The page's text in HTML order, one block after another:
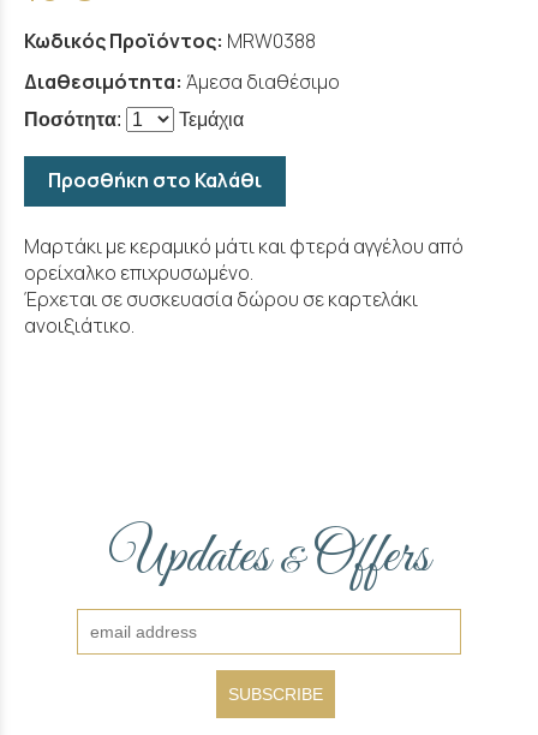
Κωδικός Προϊόντος: MRW0388
Διαθεσιμότητα: Άμεσα διαθέσιμο
Ποσότητα: Τεμάχια
Προσθήκη στο Καλάθι
Μαρτάκι με κεραμικό μάτι και φτερά αγγέλου από
ορείχαλκο επιχρυσωμένο.
Έρχεται σε συσκευασία δώρου σε καρτελάκι
ανοιξιάτικο.
Updates&Offers
SUBSCRIBE